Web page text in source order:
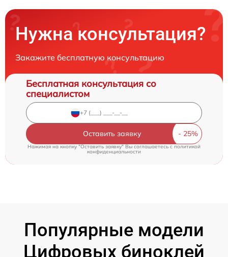
Нужна консультация?
Закажите бесплатную консультацию
Бесплатная консультация со
специалистом
Оставить заявку
Нажимая на кнопку "Оставить заявку" Вы соглашаетесь cполитикой
конфиденциальности
Популярные модели
Цифровых биноклей